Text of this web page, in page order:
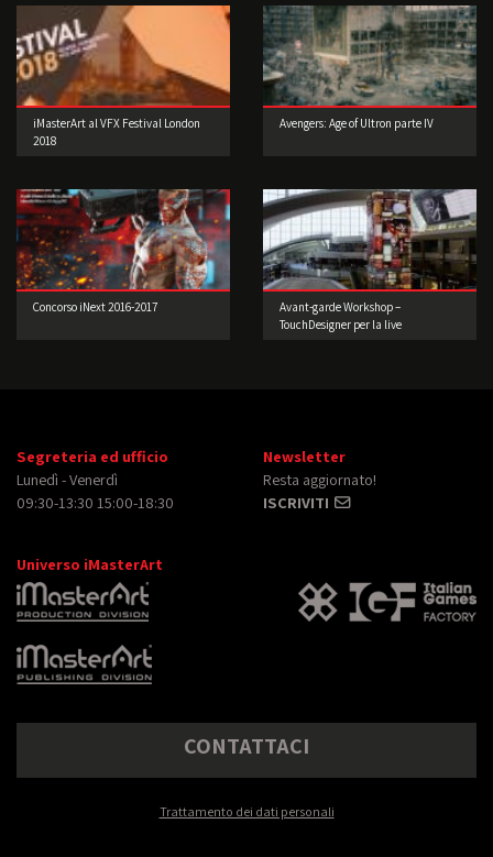
iMasterArt al VFX Festival London
2018
Avengers: Age of Ultron parte IV
Concorso iNext 2016-2017
Avant-garde Workshop –
TouchDesigner per la live
Segreteria ed ufficio
Lunedì - Venerdì
09:30-13:30 15:00-18:30
Newsletter
Resta aggiornato!
ISCRIVITI
Universo iMasterArt
CONTATTACI
Trattamento dei dati personali